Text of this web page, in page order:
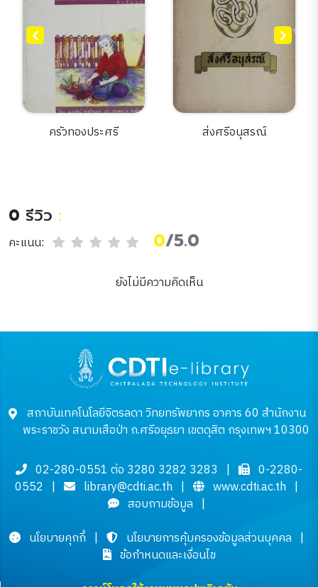
ครัวทองประศรี ส่งศรีอนุสรณ์
0 รีวิว :
คะแนน: 0/5.0
ยังไม่มีความคิดเห็น
สถาบันเทคโนโลยีจิตรลดา วิทยทรัพยากร อาคาร 60 สำนักงาน
พระราชวัง สนามเสือป่า ถ.ศรีอยุธยา เขตดุสิต กรุงเทพฯ 10300
02-280-0551 ต่อ 3280 3282 3283 |
0-2280-
0552 | library@cdti.ac.th | www.cdti.ac.th |
สอบถามข้อมูล |
นโยบายคุกกี้ | นโยบายการคุ้มครองข้อมูลส่วนบุคคล |
ข้อกำหนดและเงื่อนไข